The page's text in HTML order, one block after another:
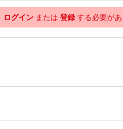
第3話
2年前
ログイン または 登録する必要があ